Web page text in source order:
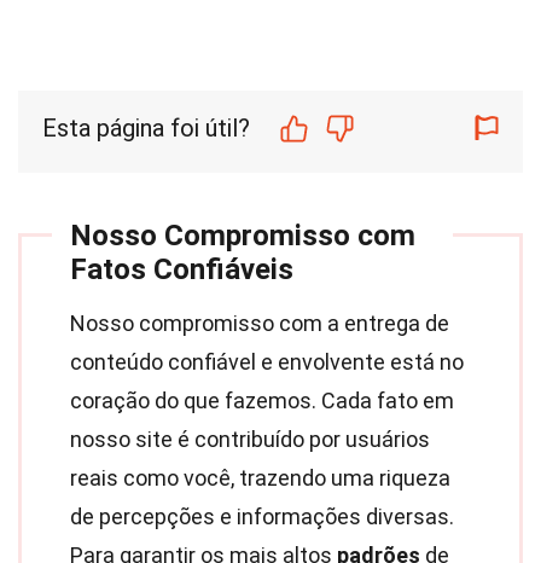
Esta página foi útil?
Nosso Compromisso com
Fatos Confiáveis
Nosso compromisso com a entrega de
conteúdo confiável e envolvente está no
coração do que fazemos. Cada fato em
nosso site é contribuído por usuários
reais como você, trazendo uma riqueza
de percepções e informações diversas.
Para garantir os mais altos padrões de